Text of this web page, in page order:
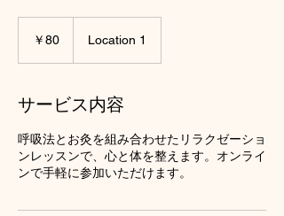
￥80 Location 1
サービス内容
呼吸法とお灸を組み合わせたリラクゼーショ
ンレッスンで、心と体を整えます。オンライ
ンで手軽に参加いただけます。